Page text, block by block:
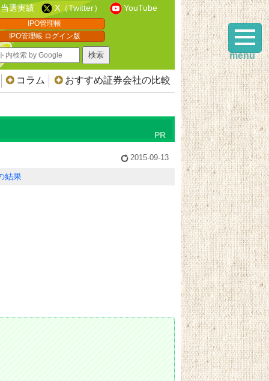
当選実績 X（Twitter） YouTube
IPO管理帳
IPO管理帳 ログイン版
コラム おすすめ証券会社の比較
2015-09-13
結果
menu